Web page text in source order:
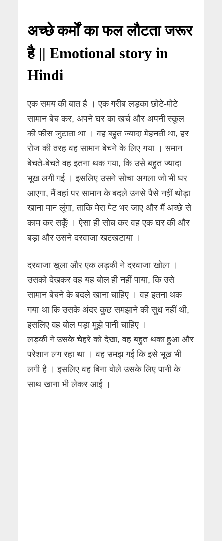
अच्छे कर्मों का फल लौटता जरूर
है || Emotional story in
Hindi
एक समय की बात है । एक गरीब लड़का छोटे-मोटे
सामान बेच कर, अपने घर का खर्च और अपनी स्कूल
की फीस जुटाता था । वह बहुत ज्यादा मेहनती था, हर
रोज की तरह वह सामान बेचने के लिए गया । समान
बेचते-बेचते वह इतना थक गया, कि उसे बहुत ज्यादा
भूख लगी गई । इसलिए उसने सोचा अगला जो भी घर
आएगा, मैं वहां पर सामान के बदले उनसे पैसे नहीं थोड़ा
खाना मान लूंगा, ताकि मेरा पेट भर जाए और मैं अच्छे से
काम कर सकूँ । ऐसा ही सोच कर वह एक घर की और
बड़ा और उसने दरवाजा खटखटाया ।
दरवाजा खुला और एक लड़की ने दरवाजा खोला ।
उसको देखकर वह यह बोल ही नहीं पाया, कि उसे
सामान बेचने के बदले खाना चाहिए । वह इतना थक
गया था कि उसके अंदर कुछ समझाने की सुध नहीं थी,
इसलिए वह बोल पड़ा मुझे पानी चाहिए ।
लड़की ने उसके चेहरे को देखा, वह बहुत थका हुआ और
परेशान लग रहा था । वह समझ गई कि इसे भूख भी
लगी है । इसलिए वह बिना बोले उसके लिए पानी के
साथ खाना भी लेकर आई ।